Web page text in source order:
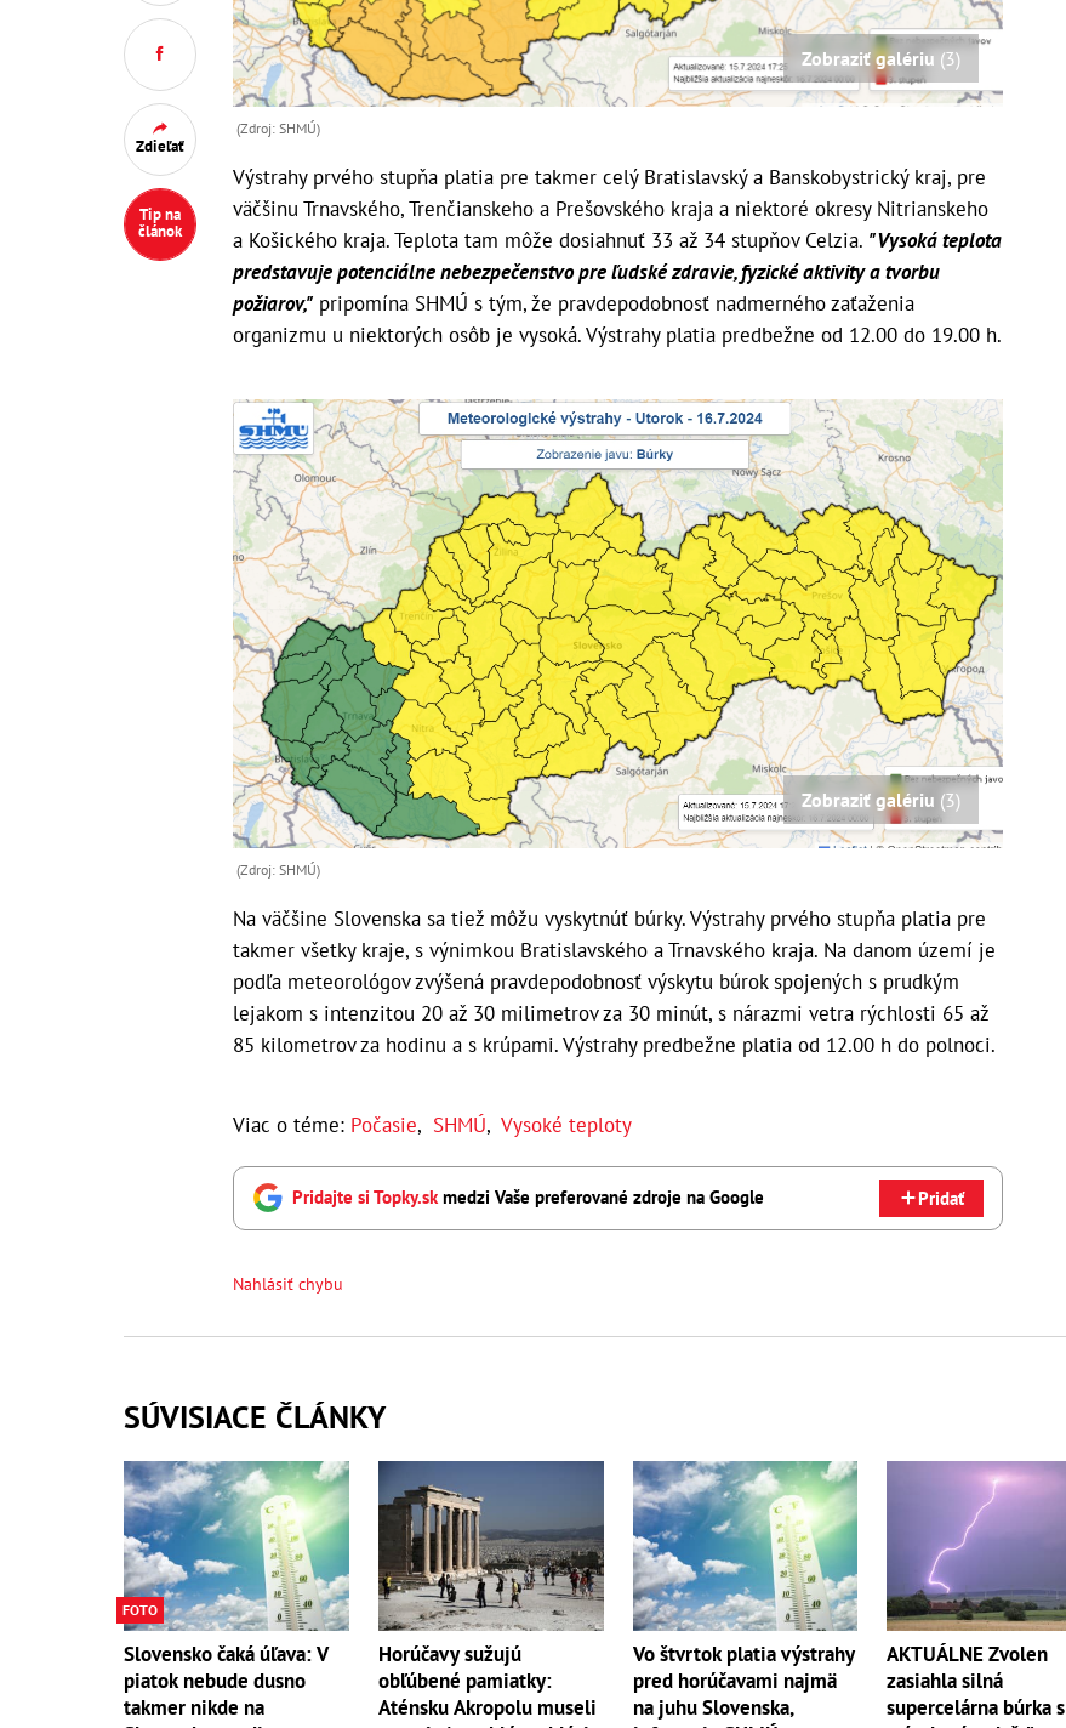
Zdieľať
Tip na
článok
Zobraziť galériu (3)
(Zdroj: SHMÚ)
Výstrahy prvého stupňa platia pre takmer celý Bratislavský a Banskobystrický kraj, pre
väčšinu Trnavského, Trenčianskeho a Prešovského kraja a niektoré okresy Nitrianskeho
a Košického kraja. Teplota tam môže dosiahnuť 33 až 34 stupňov Celzia. "Vysoká teplota
predstavuje potenciálne nebezpečenstvo pre ľudské zdravie, fyzické aktivity a tvorbu
požiarov," pripomína SHMÚ s tým, že pravdepodobnosť nadmerného zaťaženia
organizmu u niektorých osôb je vysoká. Výstrahy platia predbežne od 12.00 do 19.00 h.
Zobraziť galériu (3)
(Zdroj: SHMÚ)
Na väčšine Slovenska sa tiež môžu vyskytnúť búrky. Výstrahy prvého stupňa platia pre
takmer všetky kraje, s výnimkou Bratislavského a Trnavského kraja. Na danom území je
podľa meteorológov zvýšená pravdepodobnosť výskytu búrok spojených s prudkým
lejakom s intenzitou 20 až 30 milimetrov za 30 minút, s nárazmi vetra rýchlosti 65 až
85 kilometrov za hodinu a s krúpami. Výstrahy predbežne platia od 12.00 h do polnoci.
Viac o téme: Počasie, SHMÚ, Vysoké teploty
Pridajte si Topky.skmedzi Vaše preferované zdroje na Google Pridať
Nahlásiť chybu
SÚVISIACE ČLÁNKY
FOTO
Slovensko čaká úľava: V
piatok nebude dusno
takmer nikde na
Horúčavy sužujú
obľúbené pamiatky:
Aténsku Akropolu museli
Vo štvrtok platia výstrahy
pred horúčavami najmä
na juhu Slovenska,
AKTUÁLNE Zvolen
zasiahla silná
supercelárna búrka s